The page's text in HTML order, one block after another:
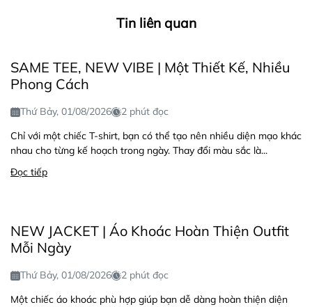
Tin liên quan
SAME TEE, NEW VIBE | Một Thiết Kế, Nhiều
Phong Cách
Thứ Bảy, 01/08/2026
2 phút đọc
Chỉ với một chiếc T-shirt, bạn có thể tạo nên nhiều diện mạo khác
nhau cho từng kế hoạch trong ngày. Thay đổi màu sắc là...
Đọc tiếp
NEW JACKET | Áo Khoác Hoàn Thiện Outfit
Mỗi Ngày
Thứ Bảy, 01/08/2026
2 phút đọc
Một chiếc áo khoác phù hợp giúp bạn dễ dàng hoàn thiện diện